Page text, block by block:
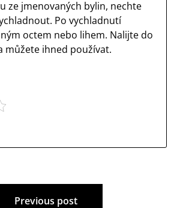
ze jmenovaných bylin, nechte
Po vychladnutí
octem nebo lihem. Nalijte do
můžete ihned používat.
Previous post